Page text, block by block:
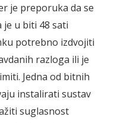
je preporuka da se
je u biti 48 sati
potrebno izdvojiti
razloga ili je
Jedna od bitnih
instalirati sustav
suglasnost